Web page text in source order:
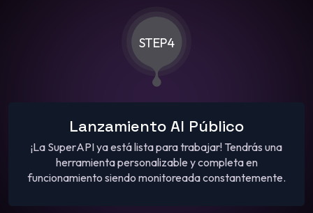
STEP4
Lanzamiento Al Público
¡La SuperAPI ya está lista para trabajar! Tendrás una
herramienta personalizable y completa en
funcionamiento siendo monitoreada constantemente.